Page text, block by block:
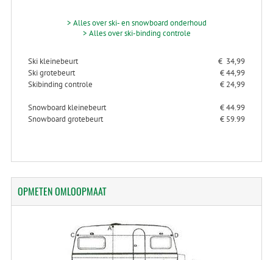
> Alles over ski- en snowboard onderhoud
> Alles over ski-binding controle
Ski kleinebeurt
€ 34,99
Ski grotebeurt
€ 44,99
Skibinding controle
€ 24,99
Snowboard kleinebeurt
€ 44.99
Snowboard grotebeurt
€ 59.99
OPMETENOMLOOPMAAT